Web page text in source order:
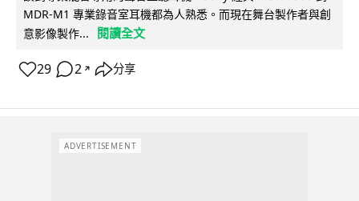
MDR-M1 專業錄音室耳機都為人熟悉。而現在舞台製作者與創
意影像製作...
閱讀全文
29 2 ↗ 分享
ADVERTISEMENT